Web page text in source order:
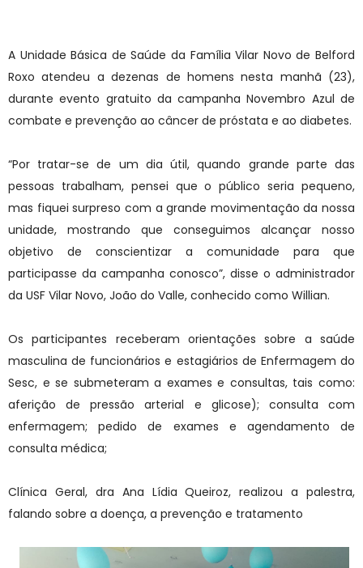
A Unidade Básica de Saúde da Família Vilar Novo de Belford
Roxo atendeu a dezenas de homens nesta manhã (23),
durante evento gratuito da campanha Novembro Azul de
combate e prevenção ao câncer de próstata e ao diabetes.
“Por tratar-se de um dia útil, quando grande parte das
pessoas trabalham, pensei que o público seria pequeno,
mas fiquei surpreso com a grande movimentação da nossa
unidade, mostrando que conseguimos alcançar nosso
objetivo de conscientizar a comunidade para que
participasse da campanha conosco”, disse o administrador
da USF Vilar Novo, João do Valle, conhecido como Willian.
Os participantes receberam orientações sobre a saúde
masculina de funcionários e estagiários de Enfermagem do
Sesc, e se submeteram a exames e consultas, tais como:
aferição de pressão arterial e glicose); consulta com
enfermagem; pedido de exames e agendamento de
consulta médica;
Clínica Geral, dra Ana Lídia Queiroz, realizou a palestra,
falando sobre a doença, a prevenção e tratamento